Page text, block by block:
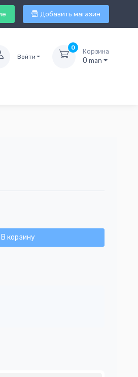
Добавить магазин
Войти
0
Корзина
0 man
В корзину